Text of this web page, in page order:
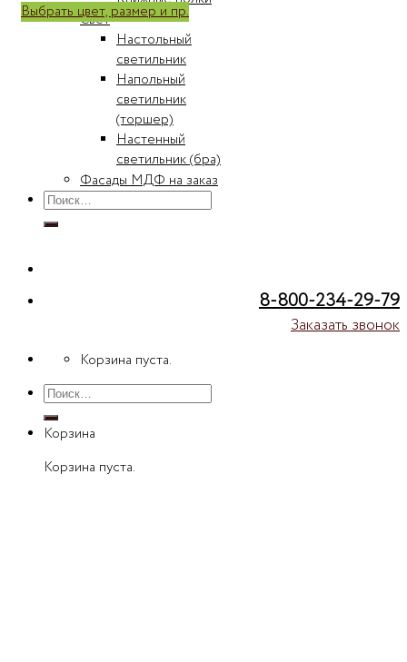
Свет
Настольный
светильник
Напольный
светильник
(торшер)
Настенный
светильник (бра)
Фасады МДФ на заказ
Искать:
8-800-234-29-79
Заказать звонок
Корзина пуста.
Искать:
Корзина
Корзина пуста.
Выбрать цвет, размер и пр.